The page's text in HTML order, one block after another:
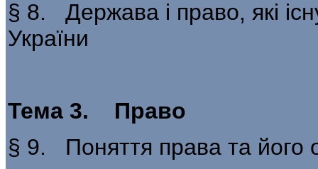
§ 8. Держава і право, які
України
Тема 3. Право
§ 9. Поняття права та його